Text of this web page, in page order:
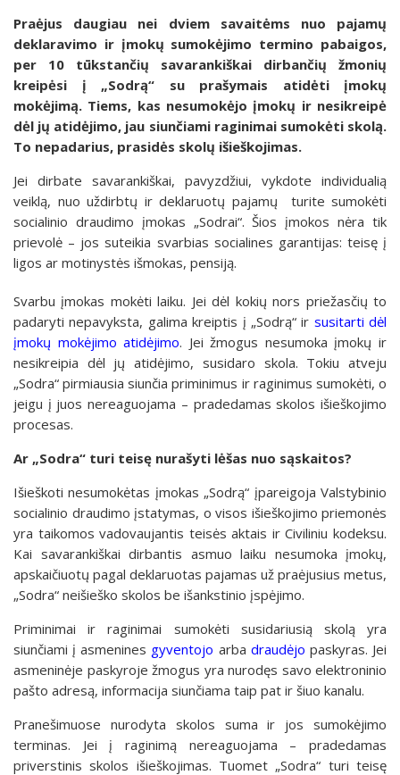
Praėjus daugiau nei dviem savaitėms nuo pajamų
deklaravimo ir įmokų sumokėjimo termino pabaigos,
per 10 tūkstančių savarankiškai dirbančių žmonių
kreipėsi į „Sodrą“ su prašymais atidėti įmokų
mokėjimą. Tiems, kas nesumokėjo įmokų ir nesikreipė
dėl jų atidėjimo, jau siunčiami raginimai sumokėti skolą.
To nepadarius, prasidės skolų išieškojimas.
Jei dirbate savarankiškai, pavyzdžiui, vykdote individualią
veiklą, nuo uždirbtų ir deklaruotų pajamų turite sumokėti
socialinio draudimo įmokas „Sodrai“. Šios įmokos nėra tik
prievolė – jos suteikia svarbias socialines garantijas: teisę į
ligos ar motinystės išmokas, pensiją.
Svarbu įmokas mokėti laiku. Jei dėl kokių nors priežasčių to
padaryti nepavyksta, galima kreiptis į „Sodrą“ ir susitarti dėl
įmokų mokėjimo atidėjimo. Jei žmogus nesumoka įmokų ir
nesikreipia dėl jų atidėjimo, susidaro skola. Tokiu atveju
„Sodra“ pirmiausia siunčia priminimus ir raginimus sumokėti, o
jeigu į juos nereaguojama – pradedamas skolos išieškojimo
procesas.
Ar „Sodra“ turi teisę nurašyti lėšas nuo sąskaitos?
Išieškoti nesumokėtas įmokas „Sodrą“ įpareigoja Valstybinio
socialinio draudimo įstatymas, o visos išieškojimo priemonės
yra taikomos vadovaujantis teisės aktais ir Civiliniu kodeksu.
Kai savarankiškai dirbantis asmuo laiku nesumoka įmokų,
apskaičiuotų pagal deklaruotas pajamas už praėjusius metus,
„Sodra“ neišieško skolos be išankstinio įspėjimo.
Priminimai ir raginimai sumokėti susidariusią skolą yra
siunčiami į asmenines gyventojo arba draudėjo paskyras. Jei
asmeninėje paskyroje žmogus yra nurodęs savo elektroninio
pašto adresą, informacija siunčiama taip pat ir šiuo kanalu.
Pranešimuose nurodyta skolos suma ir jos sumokėjimo
terminas. Jei į raginimą nereaguojama – pradedamas
priverstinis skolos išieškojimas. Tuomet „Sodra“ turi teisę